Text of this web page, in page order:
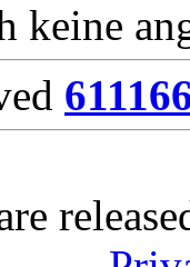
keine